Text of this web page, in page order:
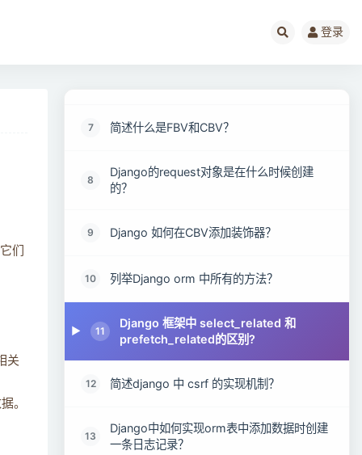
登录
们
关
。
7 简述什么是FBV和CBV？
8
Django的request对象是在什么时候创建
的？
9 Django 如何在CBV添加装饰器？
10 列举Django orm 中所有的方法？
11
Django 框架中 select_related 和
prefetch_related的区别?
12 简述django 中 csrf 的实现机制？
13
Django中如何实现orm表中添加数据时创建
一条日志记录？